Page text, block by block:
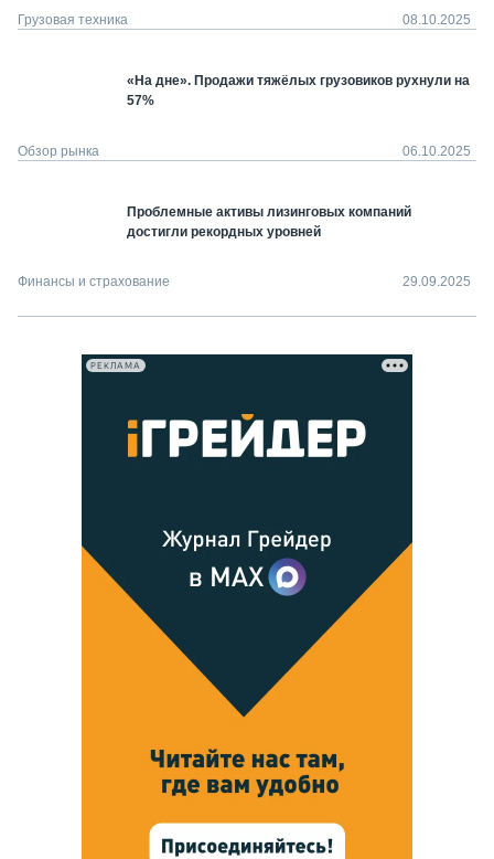
Грузовая техника 08.10.2025
«На дне». Продажи тяжёлых грузовиков рухнули на
57%
Обзор рынка 06.10.2025
Проблемные активы лизинговых компаний
достигли рекордных уровней
Финансы и страхование 29.09.2025
РЕКЛАМА